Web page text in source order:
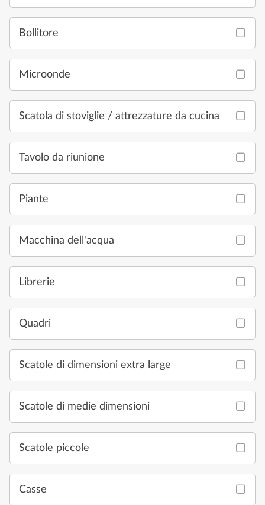
Bollitore
Microonde
Scatola di stoviglie / attrezzature da cucina
Tavolo da riunione
Piante
Macchina dell'acqua
Librerie
Quadri
Scatole di dimensioni extra large
Scatole di medie dimensioni
Scatole piccole
Casse